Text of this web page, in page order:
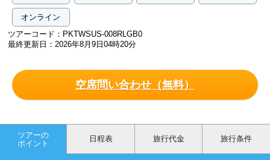
オンライン
ツアーコード：PKTWSUS-008RLGB0
最終更新日：2026年8月9日04時20分
空席問い合わせ（無料）
ツアーの
ポイント
日程表 旅行代金 旅行条件